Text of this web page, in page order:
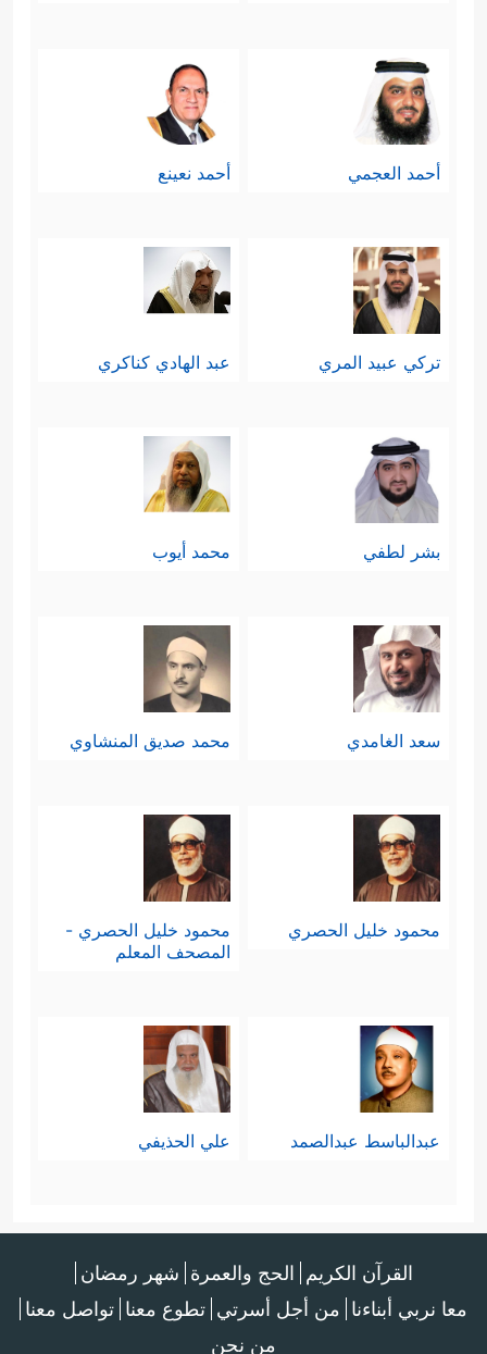
أحمد العجمي أحمد نعينع
تركي عبيد المري عبد الهادي كناكري
بشر لطفي محمد أيوب
سعد الغامدي محمد صديق المنشاوي
محمود خليل الحصري
محمود خليل الحصري -
المصحف المعلم
عبدالباسط عبدالصمد علي الحذيفي
القرآن الكريم الحج والعمرة شهر رمضان
معا نربي أبناءنا من أجل أسرتي تطوع معنا تواصل معنا
من نحن